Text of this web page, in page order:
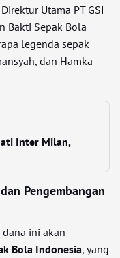
Utama PT GSI
Bakti Sepak Bola
legenda sepak
dan Hamka
Inter Milan,
Pengembangan
ini akan
Bola Indonesia, yang